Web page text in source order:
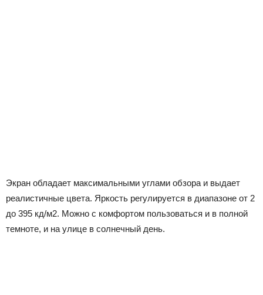
Экран обладает максимальными углами обзора и выдает
реалистичные цвета. Яркость регулируется в диапазоне от 2
до 395 кд/м2. Можно с комфортом пользоваться и в полной
темноте, и на улице в солнечный день.